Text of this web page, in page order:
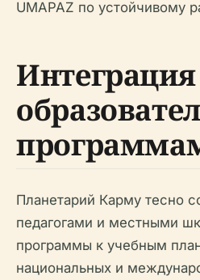
UMAPAZ по устойчивому
Интеграция
Планетарий Карму тесно
педагогами и местными
программы к учебным
национальных и